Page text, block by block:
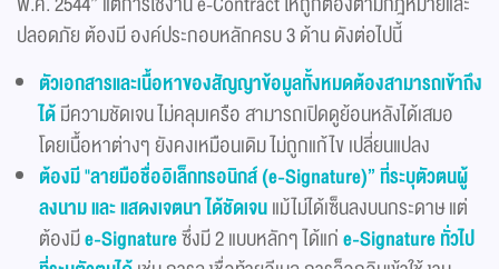
ปลอดภัย ต้องมี องค์ประกอบหลักครบ 3 ด้าน ดังต่อไปนี้
ตัวเอกสารและเนื้อหาของสัญญาข้อมูลทั้งหมดต้องสามารถเข้าถึง
ได้มีความชัดเจน ไม่คลุมเครือ สามารถเปิดดูย้อนหลังได้เสมอ
โดยเนื้อหาต่างๆ ยังคงเหมือนเดิม ไม่ถูกแก้ไข เปลี่ยนแปลง
ต้องมี "ลายมือชื่ออิเล็กทรอนิกส์(e-Signature)” ที่ระบุตัวตนผู้
ลงนาม และ แสดงเจตนา ได้ชัดเจนแม้ไม่ได้เซ็นลงบนกระดาษ แต่
ต้องมีe-Signatureซึ่งมี 2 แบบหลักๆ ได้แก่e-Signature ทั่วไป